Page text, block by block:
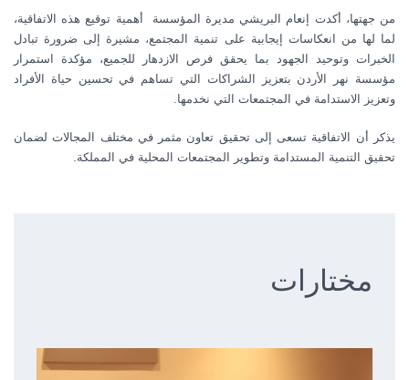
من جهتها، أكدت إنعام البريشي مديرة المؤسسة أهمية توقيع هذه الاتفاقية،
لما لها من انعكاسات إيجابية على تنمية المجتمع، مشيرة إلى ضرورة تبادل
الخبرات وتوحيد الجهود بما يحقق فرص الازدهار للجميع، مؤكدة استمرار
مؤسسة نهر الأردن بتعزيز الشراكات التي تساهم في تحسين حياة الأفراد
وتعزيز الاستدامة في المجتمعات التي نخدمها.
يذكر أن الاتفاقية تسعى إلى تحقيق تعاون مثمر في مختلف المجالات لضمان
تحقيق التنمية المستدامة وتطوير المجتمعات المحلية في المملكة.
مختارات